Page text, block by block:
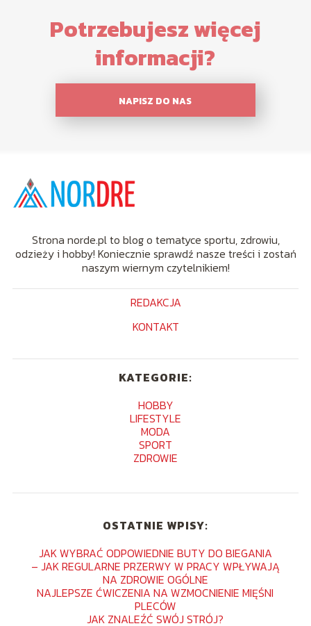
Potrzebujesz więcej
informacji?
NAPISZ DO NAS
Strona norde.pl to blog o tematyce sportu, zdrowiu,
odzieży i hobby! Koniecznie sprawdź nasze treści i zostań
naszym wiernym czytelnikiem!
REDAKCJA
KONTAKT
KATEGORIE:
HOBBY
LIFESTYLE
MODA
SPORT
ZDROWIE
OSTATNIE WPISY:
JAK WYBRAĆ ODPOWIEDNIE BUTY DO BIEGANIA
– JAK REGULARNE PRZERWY W PRACY WPŁYWAJĄ
NA ZDROWIE OGÓLNE
NAJLEPSZE ĆWICZENIA NA WZMOCNIENIE MIĘŚNI
PLECÓW
JAK ZNALEŹĆ SWÓJ STRÓJ?